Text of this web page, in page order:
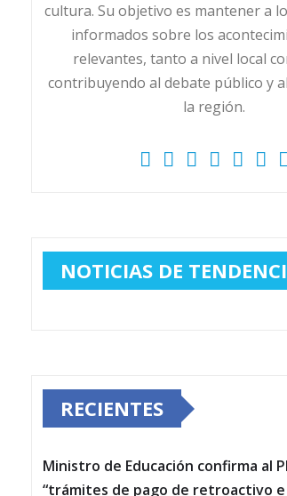
cultura. Su objetivo es mantener a
informados sobre los
relevantes, tanto a nivel local
contribuyendo al debate público y
la región.
NOTICIAS DE
RECIENTES
Ministro de Educación confirma al
“trámites de pago de retroactivo